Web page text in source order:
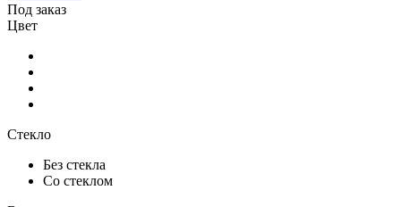
Под заказ
Цвет
Стекло
Без стекла
Со стеклом